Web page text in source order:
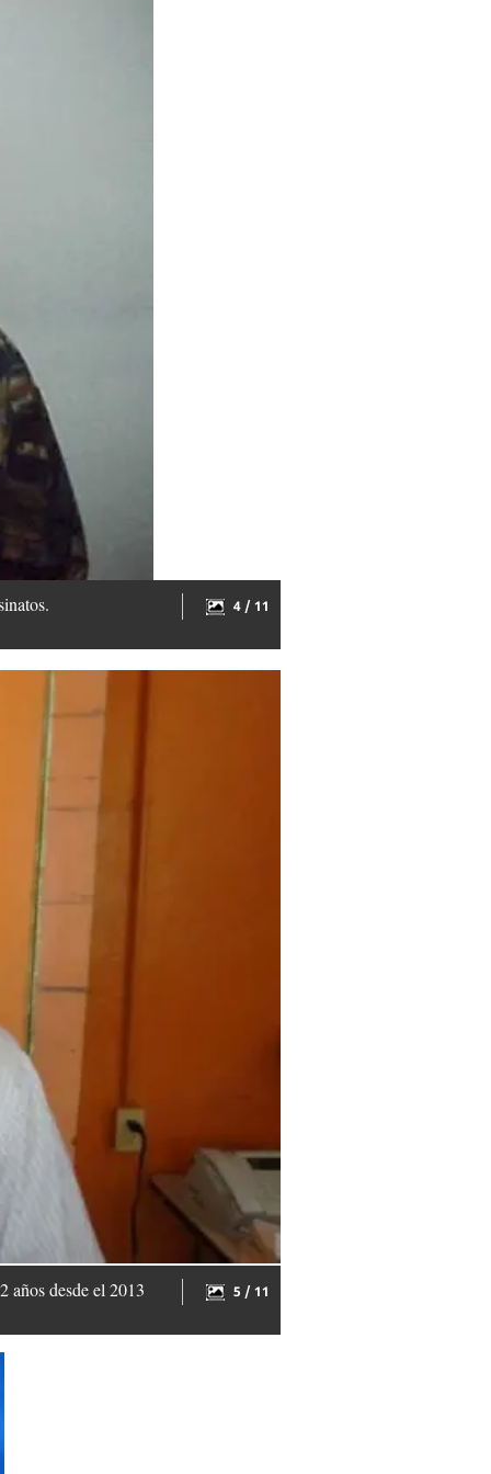
4 / 11
desde el 2013
5 / 11